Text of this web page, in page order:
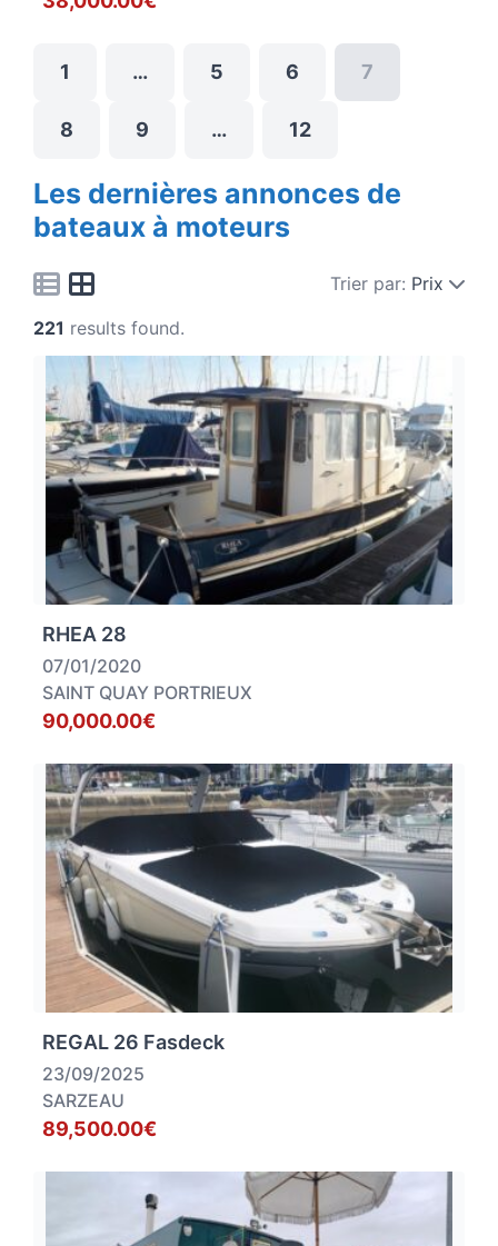
1 … 5 6 7
8 9 … 12
Les dernières annonces de
bateaux à moteurs
Trier par: Prix
221 results found.
RHEA 28
07/01/2020
SAINT QUAY PORTRIEUX
90,000.00€
REGAL 26 Fasdeck
23/09/2025
SARZEAU
89,500.00€